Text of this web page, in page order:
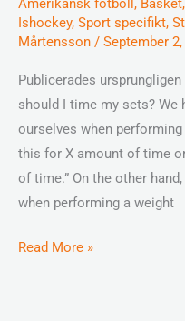
Amerikansk fotboll , Basket,
Ishockey, Sport specifikt,
Mårtensson / September
Publicerades
should I time my sets? We
ourselves when
this for X amount of time
of time.” On the other
when performing a weight
Read More »